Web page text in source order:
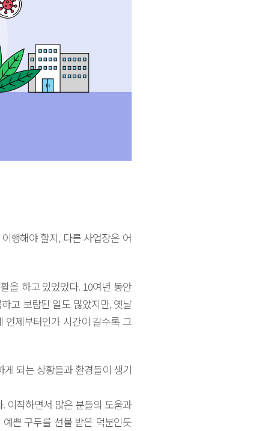
행해야 할지, 다른 사업장은 어
을 하고 있었었다. 10여년 동안
고 보람된 일도 많았지만, 옛날
제부터인가 시간이 갈수록 그
되는 상황들과 환경들이 생기
이직하면서 많은 분들의 도움과
쁜 구두를 선물 받은 덕분인듯